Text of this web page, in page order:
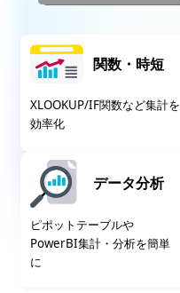
関数・時短
XLOOKUP/IF関数など集計を
効率化
データ分析
ピポットテーブルや
PowerBI集計・分析を簡単
に